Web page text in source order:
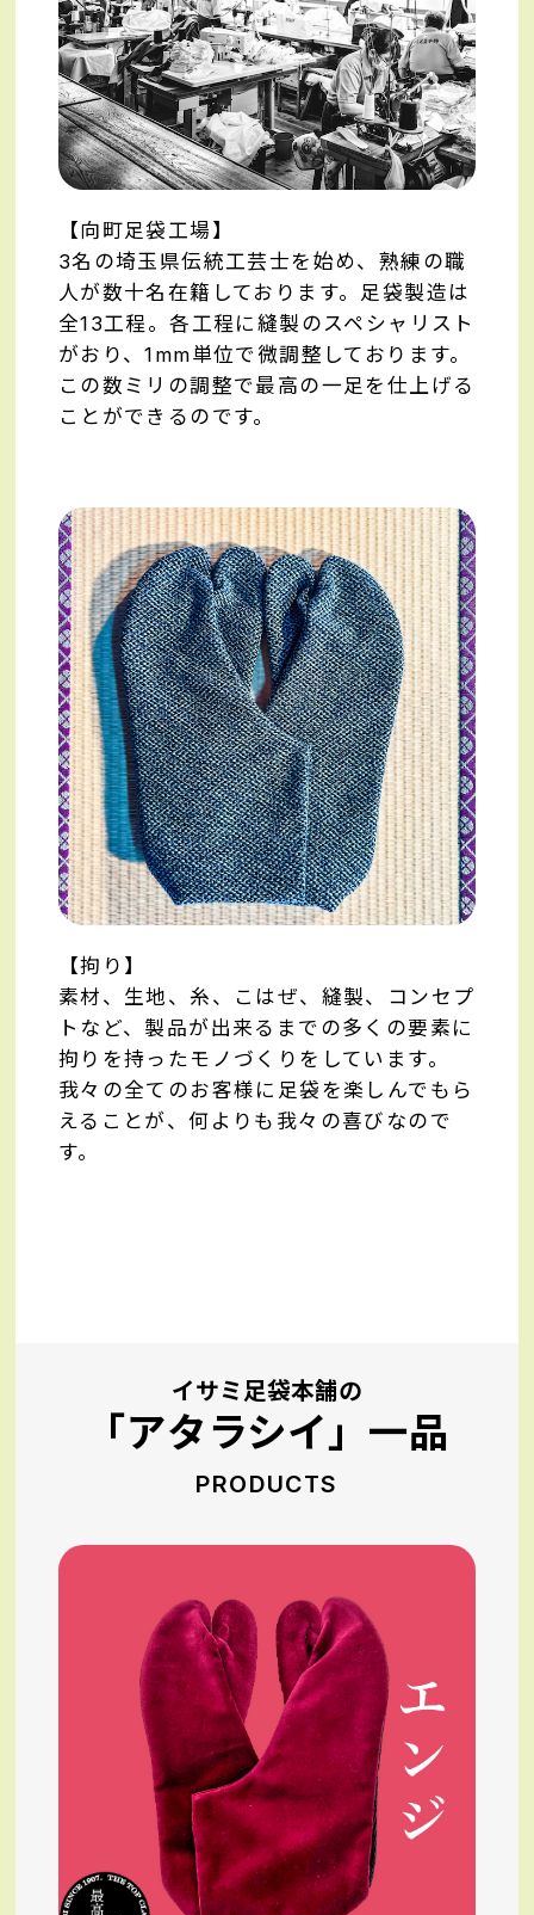
【向町足袋工場】
3名の埼玉県伝統工芸士を始め、熟練の職
人が数十名在籍しております。足袋製造は
全13工程。各工程に縫製のスペシャリスト
がおり、1mm単位で微調整しております。
この数ミリの調整で最高の一足を仕上げる
ことができるのです。
【拘り】
素材、生地、糸、こはぜ、縫製、コンセプ
トなど、製品が出来るまでの多くの要素に
拘りを持ったモノづくりをしています。
我々の全てのお客様に足袋を楽しんでもら
えることが、何よりも我々の喜びなので
す。
イサミ足袋本舗の
「アタラシイ」一品
PRODUCTS